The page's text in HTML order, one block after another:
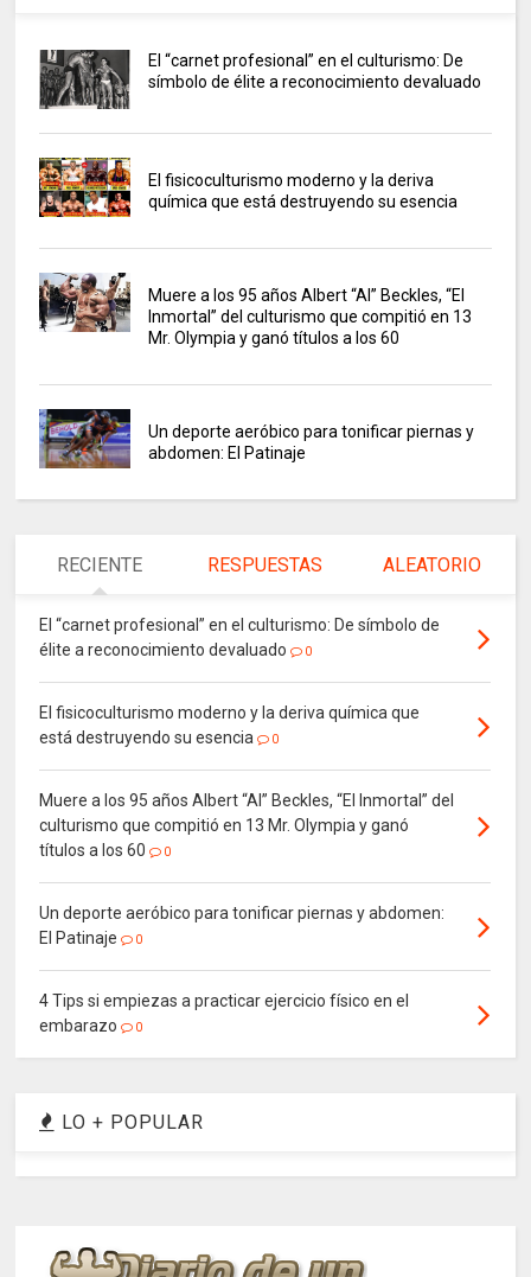
El “carnet profesional” en el culturismo: De
símbolo de élite a reconocimiento devaluado
El fisicoculturismo moderno y la deriva
química que está destruyendo su esencia
Muere a los 95 años Albert “Al” Beckles, “El
Inmortal” del culturismo que compitió en 13
Mr. Olympia y ganó títulos a los 60
Un deporte aeróbico para tonificar piernas y
abdomen: El Patinaje
RECIENTE RESPUESTAS ALEATORIO
El “carnet profesional” en el culturismo: De símbolo de
élite a reconocimiento devaluado
0
El fisicoculturismo moderno y la deriva química que
está destruyendo su esencia
0
Muere a los 95 años Albert “Al” Beckles, “El Inmortal” del
culturismo que compitió en 13 Mr. Olympia y ganó
títulos a los 60
0
Un deporte aeróbico para tonificar piernas y abdomen:
El Patinaje
0
4 Tips si empiezas a practicar ejercicio físico en el
embarazo
0
LO + POPULAR